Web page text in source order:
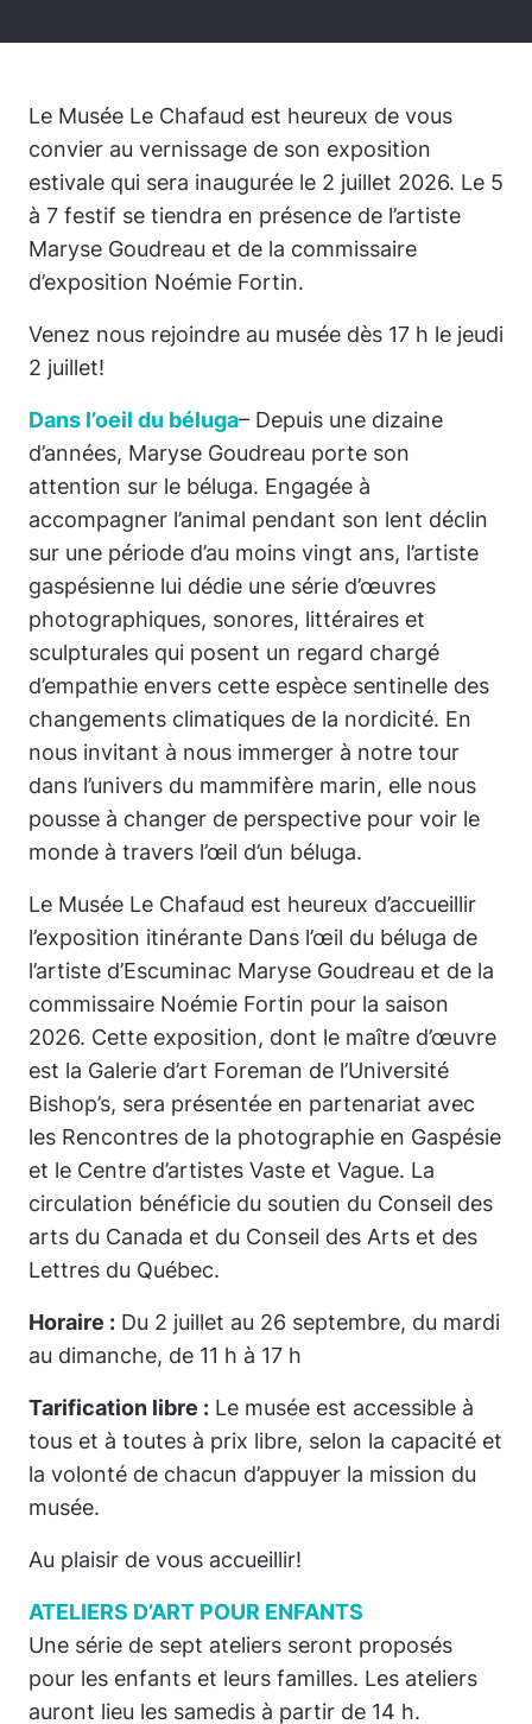
Le Musée Le Chafaud est heureux de vous
convier au vernissage de son exposition
estivale qui sera inaugurée le 2 juillet 2026. Le 5
à 7 festif se tiendra en présence de l’artiste
Maryse Goudreau et de la commissaire
d’exposition Noémie Fortin.
Venez nous rejoindre au musée dès 17 h le jeudi
2 juillet!
Dans l’oeil du béluga– Depuis une dizaine
d’années, Maryse Goudreau porte son
attention sur le béluga. Engagée à
accompagner l’animal pendant son lent déclin
sur une période d’au moins vingt ans, l’artiste
gaspésienne lui dédie une série d’œuvres
photographiques, sonores, littéraires et
sculpturales qui posent un regard chargé
d’empathie envers cette espèce sentinelle des
changements climatiques de la nordicité. En
nous invitant à nous immerger à notre tour
dans l’univers du mammifère marin, elle nous
pousse à changer de perspective pour voir le
monde à travers l’œil d’un béluga.
Le Musée Le Chafaud est heureux d’accueillir
l’exposition itinérante Dans l’œil du béluga de
l’artiste d’Escuminac Maryse Goudreau et de la
commissaire Noémie Fortin pour la saison
2026. Cette exposition, dont le maître d’œuvre
est la Galerie d’art Foreman de l’Université
Bishop’s, sera présentée en partenariat avec
les Rencontres de la photographie en Gaspésie
et le Centre d’artistes Vaste et Vague. La
circulation bénéficie du soutien du Conseil des
arts du Canada et du Conseil des Arts et des
Lettres du Québec.
Horaire : Du 2 juillet au 26 septembre, du mardi
au dimanche, de 11 h à 17 h
Tarification libre : Le musée est accessible à
tous et à toutes à prix libre, selon la capacité et
la volonté de chacun d’appuyer la mission du
musée.
Au plaisir de vous accueillir!
ATELIERS D’ART POUR ENFANTS
Une série de sept ateliers seront proposés
pour les enfants et leurs familles. Les ateliers
auront lieu les samedis à partir de 14 h.